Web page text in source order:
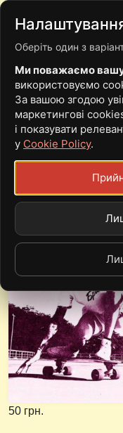
31.08
UGLY
ОДЕСА
Sat, 31.08.19 - 07:30
50 грн.
Оберіть один з
Ми поважаємо вашу
використовуємо
За вашою згодою
маркетингові
і показувати
у Cookie Policy.